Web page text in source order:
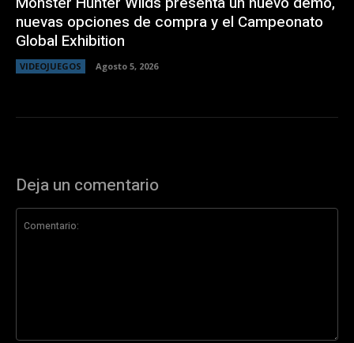
nuevas opciones de compra y el Campeonato
Global Exhibition
VIDEOJUEGOS Agosto 5, 2026
Deja un comentario